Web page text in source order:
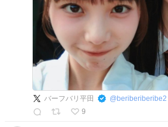
バーフバリ平田 @beriberiberibe2
9